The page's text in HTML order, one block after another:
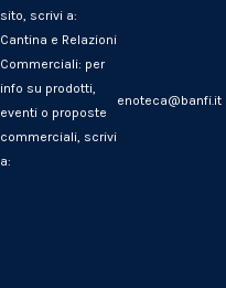
sito, scrivi a:
Cantina e Relazioni
Commerciali: per
info su prodotti,
eventi o proposte
commerciali, scrivi
a:
enoteca@banfi.it